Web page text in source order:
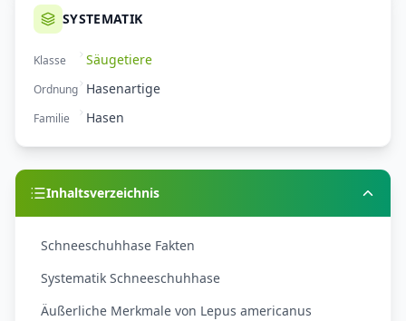
SYSTEMATIK
Klasse Säugetiere
Ordnung Hasenartige
Familie Hasen
Inhaltsverzeichnis
Schneeschuhhase Fakten
Systematik Schneeschuhhase
Äußerliche Merkmale von Lepus americanus